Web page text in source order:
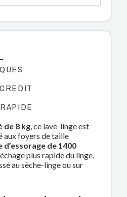
de 8 kg, ce lave-linge est
aux foyers de taille
d’essorage de 1400
plus rapide du linge,
au sèche-linge ou sur